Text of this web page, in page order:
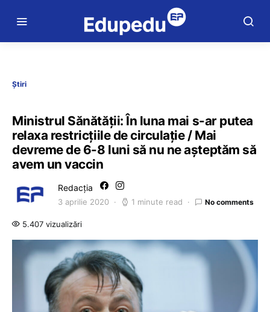
Știri
Ministrul Sănătății: În luna mai s-ar putea
relaxa restricţiile de circulație / Mai
devreme de 6-8 luni să nu ne aşteptăm să
avem un vaccin
Redacția
3 aprilie 2020 1 minute read No comments
5.407 vizualizări